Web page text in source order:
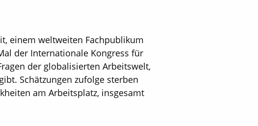
einem weltweiten Fachpublikum
der Internationale Kongress für
der globalisierten Arbeitswelt,
Schätzungen zufolge sterben
am Arbeitsplatz, insgesamt